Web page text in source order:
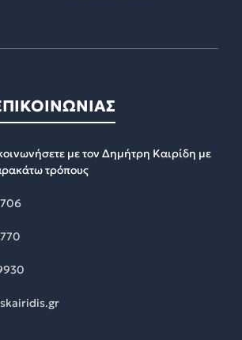
με τον Δημήτρη Καιρίδη με
τρόπους